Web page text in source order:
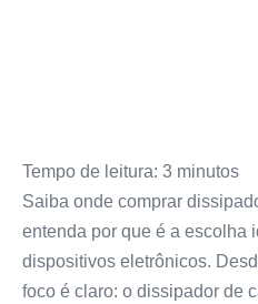
Tempo de leitura: 3 minutos
Saiba onde comprar
entenda por que é a escolha
dispositivos eletrônicos.
foco é claro: o dissipador de